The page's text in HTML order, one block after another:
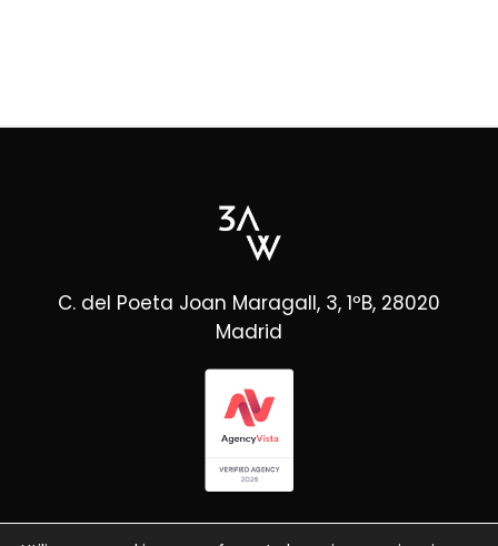
C. del Poeta Joan Maragall, 3, 1ºB, 28020
Madrid